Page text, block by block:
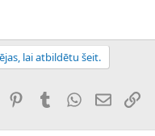
lai atbildētu šeit.
Reddit PinterestTumblrWhatsApp
E-pasts